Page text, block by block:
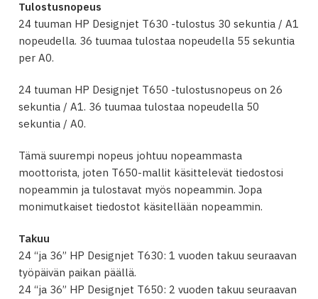
Tulostusnopeus
24 tuuman HP Designjet T630 -tulostus 30 sekuntia / A1
nopeudella. 36 tuumaa tulostaa nopeudella 55 sekuntia
per A0.
24 tuuman HP Designjet T650 -tulostusnopeus on 26
sekuntia / A1. 36 tuumaa tulostaa nopeudella 50
sekuntia / A0.
Tämä suurempi nopeus johtuu nopeammasta
moottorista, joten T650-mallit käsittelevät tiedostosi
nopeammin ja tulostavat myös nopeammin. Jopa
monimutkaiset tiedostot käsitellään nopeammin.
Takuu
24 “ja 36” HP Designjet T630: 1 vuoden takuu seuraavan
työpäivän paikan päällä.
24 “ja 36” HP Designjet T650: 2 vuoden takuu seuraavan